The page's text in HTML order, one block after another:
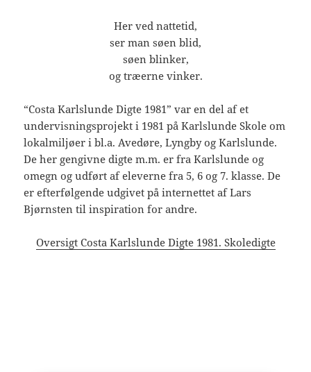
Her ved nattetid,
ser man søen blid,
søen blinker,
og træerne vinker.
“Costa Karlslunde Digte 1981” var en del af et
undervisningsprojekt i 1981 på Karlslunde Skole om
lokalmiljøer i bl.a. Avedøre, Lyngby og Karlslunde.
De her gengivne digte m.m. er fra Karlslunde og
omegn og udført af eleverne fra 5, 6 og 7. klasse. De
er efterfølgende udgivet på internettet af Lars
Bjørnsten til inspiration for andre.
Oversigt Costa Karlslunde Digte 1981. Skoledigte